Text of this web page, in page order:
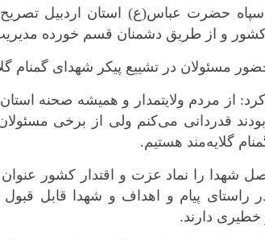
سپاه حضرت عباس(ع) استان اردبیل
کشور و از طریق دشمنان قسم خورده
مسئولان در تشییع پیکر شهدای گمنام
از مردم ولایتمدار و همیشه صحنه
گلایه‌مند هستیم.
شهدا را نماد عزت و اقتدار کشور
راستای پیام و اهداف و شهدا قابل
دارند.